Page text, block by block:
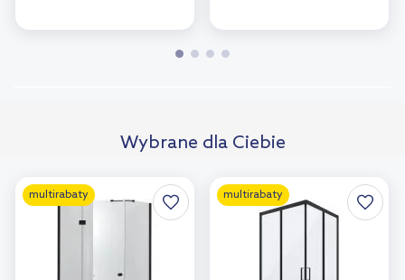
Wybrane dla Ciebie
multirabaty multirabaty